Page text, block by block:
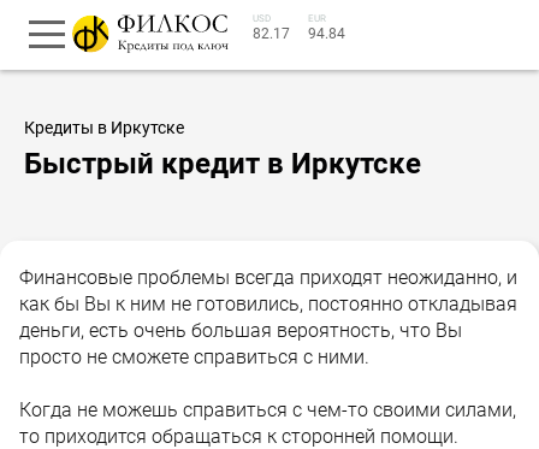
USD
82.17
EUR
94.84
Кредиты в Иркутске
Быстрый кредит в Иркутске
Финансовые проблемы всегда приходят неожиданно, и
как бы Вы к ним не готовились, постоянно откладывая
деньги, есть очень большая вероятность, что Вы
просто не сможете справиться с ними.
Когда не можешь справиться с чем-то своими силами,
то приходится обращаться к сторонней помощи.